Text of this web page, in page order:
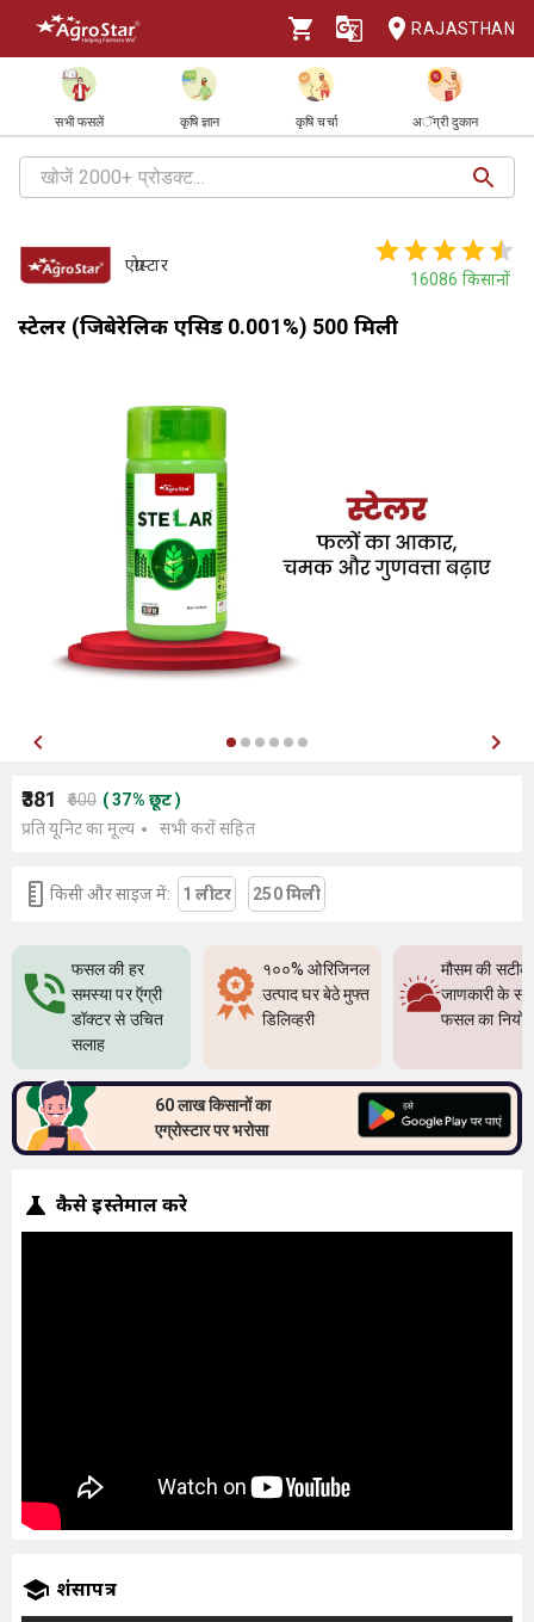
RAJASTHAN
सभी फसलें कृषि ज्ञान कृषि चर्चा अॅग्री दुकान
एग्रोस्टार
16086 किसानों
स्टेलर (जिबेरेलिक एसिड 0.001%) 500 मिली
₹381 ₹600 (37% छूट)
प्रति यूनिट का मूल्य
सभी करों सहित
किसी और साइज में: 1 लीटर 250 मिली
फसल की हर
समस्या पर ऍग्री
डॉक्टर से उचित
सलाह
१००% ओरिजिनल
उत्पाद घर बेठे मुफ्त
डिलिव्हरी
मौसम की सटीक
जाणकारी के
फसल का
60 लाख किसानों का
एग्रोस्टार पर भरोसा
कैसे इस्तेमाल करे
प्रशंसापत्र